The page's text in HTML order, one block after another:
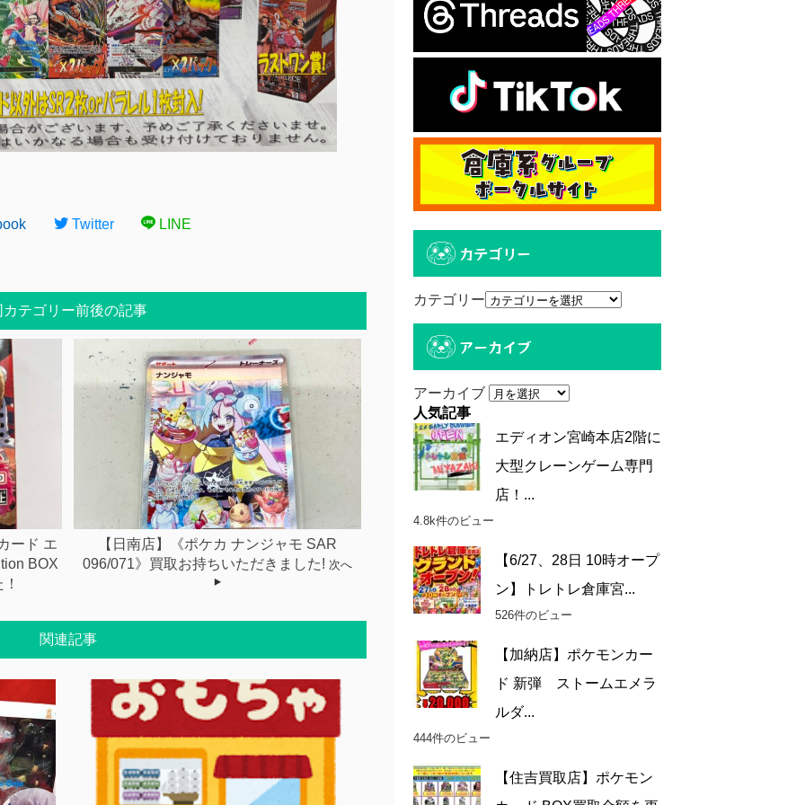
Twitter LINE
カテゴリー前後の記事
ード エ
BOX
【日南店】《ポケカ ナンジャモ SAR
096/071》買取お持ちいただきました! 次へ
関連記事
カテゴリー
カテゴリー
アーカイブ
アーカイブ
人気記事
エディオン宮崎本店2階に
大型クレーンゲーム専門
店！...
4.8k件のビュー
【6/27、28日 10時オープ
ン】トレトレ倉庫宮...
526件のビュー
【加納店】ポケモンカー
ド 新弾 ストームエメラ
ルダ...
444件のビュー
【住吉買取店】ポケモン